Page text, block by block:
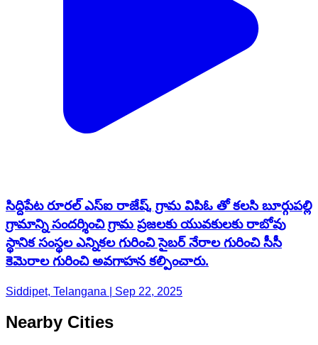
సిద్దిపేట రూరల్ ఎస్ఐ రాజేష్, గ్రామ విపిఓ తో కలసి బూర్గుపల్లి
గ్రామాన్ని సందర్శించి గ్రామ ప్రజలకు యువకులకు రాబోవు
స్థానిక సంస్థల ఎన్నికల గురించి సైబర్ నేరాల గురించి సీసీ
కెమెరాల గురించి అవగాహన కల్పించారు.
Siddipet, Telangana | Sep 22, 2025
Nearby Cities